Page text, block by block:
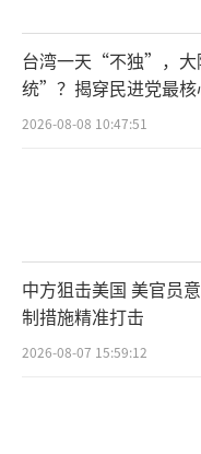
台湾一天“不独”，
统”？揭穿民进党最核
2026-08-08 10:47:51
中方狙击美国 美官员
制措施精准打击
2026-08-07 15:59:12